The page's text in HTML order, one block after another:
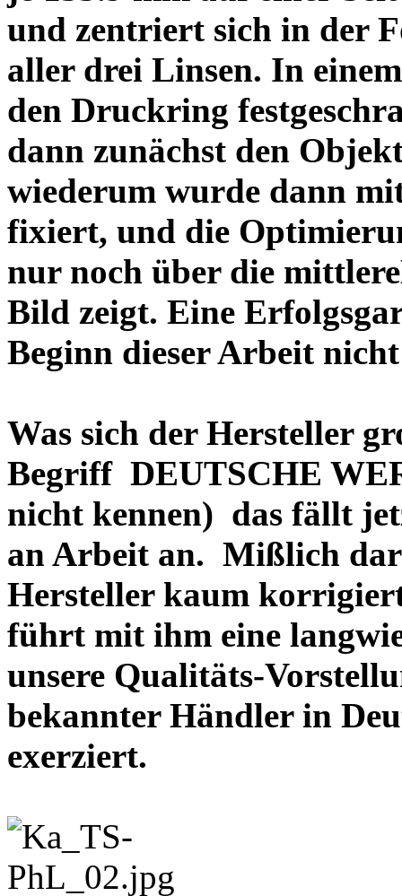
und zentriert sich in der
aller drei Linsen. In
den Druckring
dann zunächst den
wiederum wurde dann
fixiert, und die
nur noch über die
Bild zeigt. Eine
Beginn dieser Arbeit
Was sich der Hersteller
Begriff DEUTSCHE
nicht kennen) das fällt
an Arbeit an. Mißlich
Hersteller kaum
führt mit ihm eine
unsere Qualitäts-
bekannter Händler in
exerziert.